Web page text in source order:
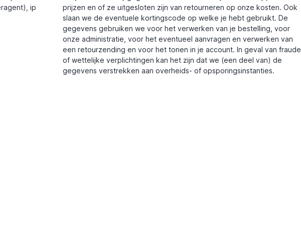
ip
prijzen en of ze uitgesloten zijn van retourneren op onze kosten. Ook
slaan we de eventuele kortingscode op welke je hebt gebruikt. De
gegevens gebruiken we voor het verwerken van je bestelling, voor
onze administratie, voor het eventueel aanvragen en verwerken van
een retourzending en voor het tonen in je account. In geval van fraude
of wettelijke verplichtingen kan het zijn dat we (een deel van) de
gegevens verstrekken aan overheids- of opsporingsinstanties.